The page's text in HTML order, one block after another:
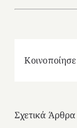
Σχετικά Άρθρα